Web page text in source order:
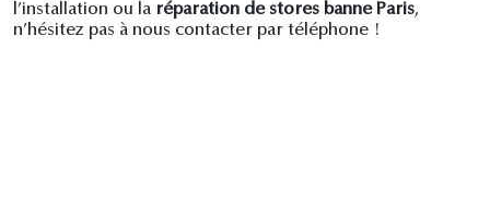
l’installation ou la réparation de stores banne Paris,
n’hésitez pas à nous contacter par téléphone !